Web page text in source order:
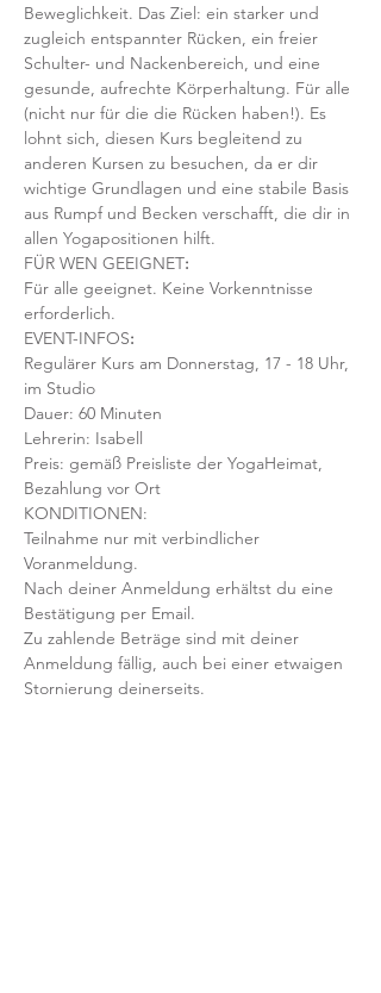
Beweglichkeit. Das Ziel: ein starker und
zugleich entspannter Rücken, ein freier
Schulter- und Nackenbereich, und eine
gesunde, aufrechte Körperhaltung. Für alle
(nicht nur für die die Rücken haben!). Es
lohnt sich, diesen Kurs begleitend zu
anderen Kursen zu besuchen, da er dir
wichtige Grundlagen und eine stabile Basis
aus Rumpf und Becken verschafft, die dir in
allen Yogapositionen hilft.
FÜR WEN GEEIGNET:
Für alle geeignet. Keine Vorkenntnisse
erforderlich.
EVENT-INFOS:
Regulärer Kurs am Donnerstag, 17 - 18 Uhr,
im Studio
Dauer: 60 Minuten
Lehrerin: Isabell
Preis: gemäß Preisliste der YogaHeimat,
Bezahlung vor Ort
KONDITIONEN:
Teilnahme nur mit verbindlicher
Voranmeldung.
Nach deiner Anmeldung erhältst du eine
Bestätigung per Email.
Zu zahlende Beträge sind mit deiner
Anmeldung fällig, auch bei einer etwaigen
Stornierung deinerseits.